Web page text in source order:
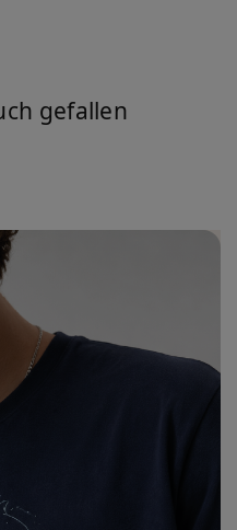
gefallen